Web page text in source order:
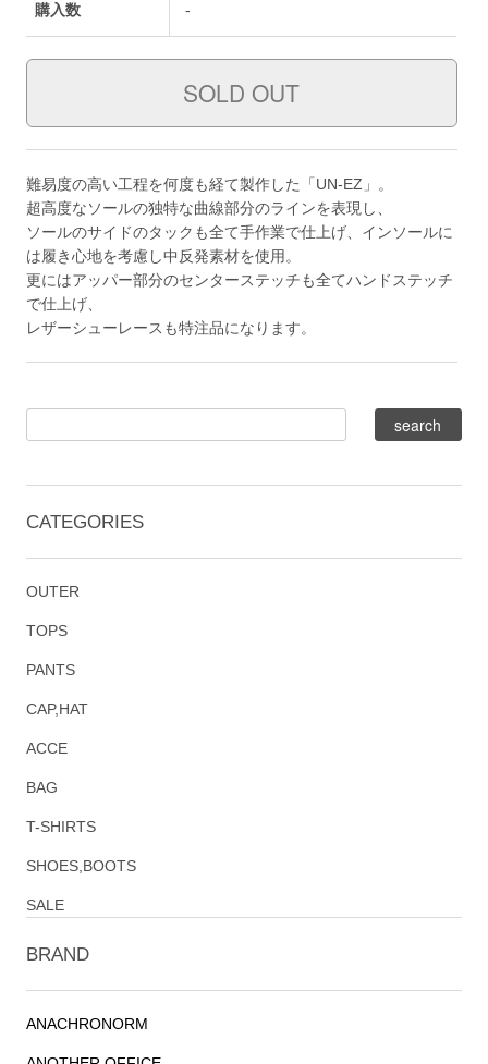
購入数 -
難易度の高い工程を何度も経て製作した「UN-EZ」。
超高度なソールの独特な曲線部分のラインを表現し、
ソールのサイドのタックも全て手作業で仕上げ、インソールに
は履き心地を考慮し中反発素材を使用。
更にはアッパー部分のセンターステッチも全てハンドステッチ
で仕上げ、
レザーシューレースも特注品になります。
CATEGORIES
OUTER
TOPS
PANTS
CAP,HAT
ACCE
BAG
T-SHIRTS
SHOES,BOOTS
SALE
BRAND
ANACHRONORM